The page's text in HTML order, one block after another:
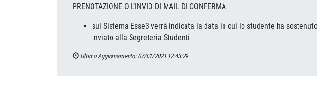
PRENOTAZIONE O L’INVIO DI MAIL DI CONFERMA
sul Sistema Esse3 verrà indicata la data in cui lo studente ha
inviato alla Segreteria Studenti
Ultimo Aggiornamento: 07/01/2021 12:43:29